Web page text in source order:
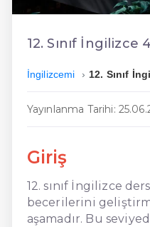
En Ucuz İngilizce
En Uygun İngilizce
Hızlı İngilizce
12. Sınıf
İngilizcemi 12. Sınıf
Yayınlanma Tarihi:
Giriş
12. sınıf İngilizce
becerilerini
aşamadır. Bu